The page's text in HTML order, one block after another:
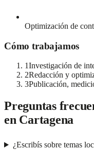
Optimización de
Cómo trabajamos
1Investigación de
2Redacción y
3Publicación,
Preguntas
en Cartagena
¿Escribís sobre temas